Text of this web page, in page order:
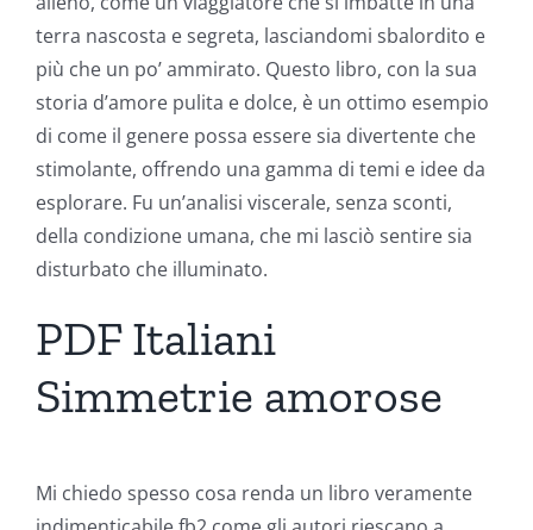
terra nascosta e segreta, lasciandomi sbalordito e
più che un po’ ammirato. Questo libro, con la sua
storia d’amore pulita e dolce, è un ottimo esempio
di come il genere possa essere sia divertente che
stimolante, offrendo una gamma di temi e idee da
esplorare. Fu un’analisi viscerale, senza sconti,
della condizione umana, che mi lasciò sentire sia
disturbato che illuminato.
PDF Italiani
Simmetrie amorose
Mi chiedo spesso cosa renda un libro veramente